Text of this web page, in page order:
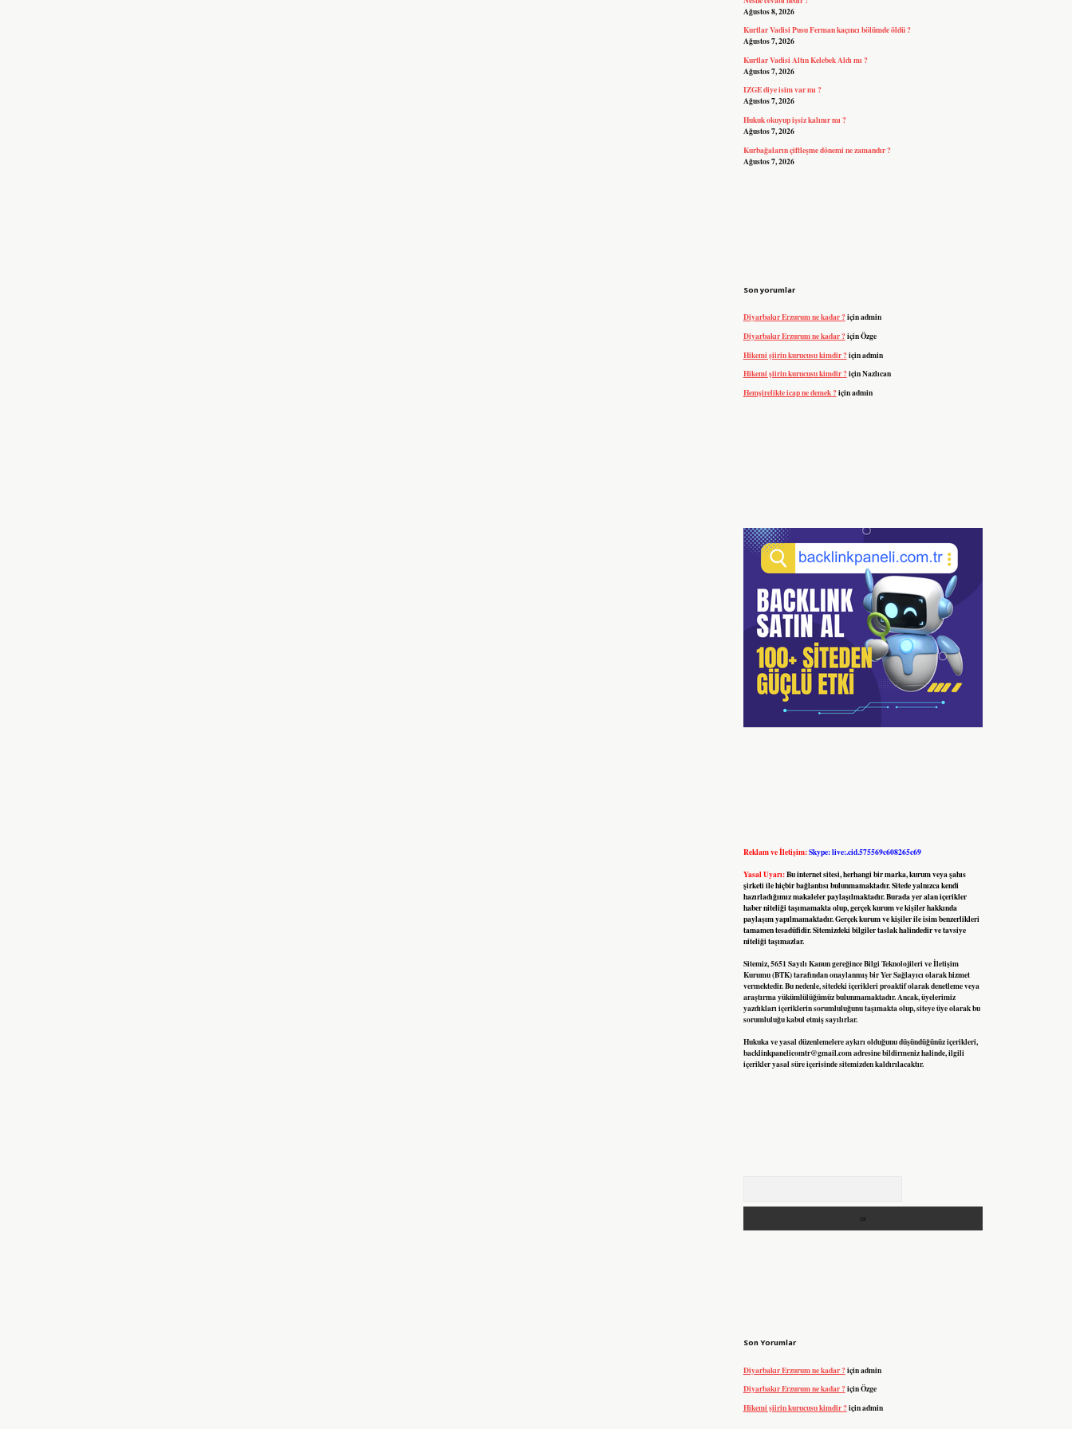
Ağustos 8, 2026
Kurtlar Vadisi Pusu Ferman kaçıncı bölümde öldü ?
Ağustos 7, 2026
Kurtlar Vadisi Altın Kelebek Aldı mı ?
Ağustos 7, 2026
IZGE diye isim var mı ?
Ağustos 7, 2026
Hukuk okuyup işsiz kalınır mı ?
Ağustos 7, 2026
Kurbağaların çiftleşme dönemi ne zamandır ?
Ağustos 7, 2026
Son yorumlar
Diyarbakır Erzurum ne kadar ?içinadmin
Diyarbakır Erzurum ne kadar ?içinÖzge
Hikemi şiirin kurucusu kimdir ?içinadmin
Hikemi şiirin kurucusu kimdir ?içinNazlıcan
Hemşirelikte icap ne demek ?içinadmin
Reklam ve İletişim:Skype: live:.cid.575569c608265c69
Yasal Uyarı:Bu internet sitesi, herhangi bir marka, kurum veya şahıs
şirketi ile hiçbir bağlantısı bulunmamaktadır. Sitede yalnızca kendi
hazırladığımız makaleler paylaşılmaktadır. Burada yer alan içerikler
haber niteliği taşımamakta olup, gerçek kurum ve kişiler hakkında
paylaşım yapılmamaktadır. Gerçek kurum ve kişiler ile isim benzerlikleri
tamamen tesadüfidir. Sitemizdeki bilgiler taslak halindedir ve tavsiye
niteliği taşımazlar.
Sitemiz, 5651 Sayılı Kanun gereğince Bilgi Teknolojileri ve İletişim
Kurumu (BTK) tarafından onaylanmış bir Yer Sağlayıcı olarak hizmet
vermektedir. Bu nedenle, sitedeki içerikleri proaktif olarak denetleme veya
araştırma yükümlülüğümüz bulunmamaktadır. Ancak, üyelerimiz
yazdıkları içeriklerin sorumluluğunu taşımakta olup, siteye üye olarak bu
sorumluluğu kabul etmiş sayılırlar.
Hukuka ve yasal düzenlemelere aykırı olduğunu düşündüğünüz içerikleri,
backlinkpanelicomtr@gmail.comadresine bildirmeniz halinde, ilgili
içerikler yasal süre içerisinde sitemizden kaldırılacaktır.
Son Yorumlar
Diyarbakır Erzurum ne kadar ?içinadmin
Diyarbakır Erzurum ne kadar ?içinÖzge
Hikemi şiirin kurucusu kimdir ?içinadmin